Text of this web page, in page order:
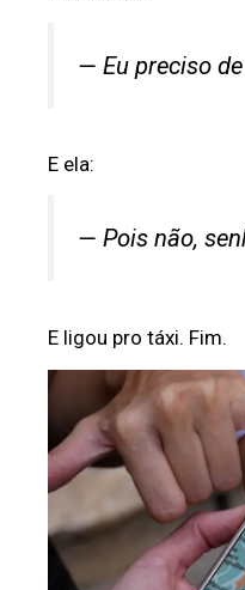
— Eu preciso
E ela:
— Pois não,
E ligou pro táxi. Fim.